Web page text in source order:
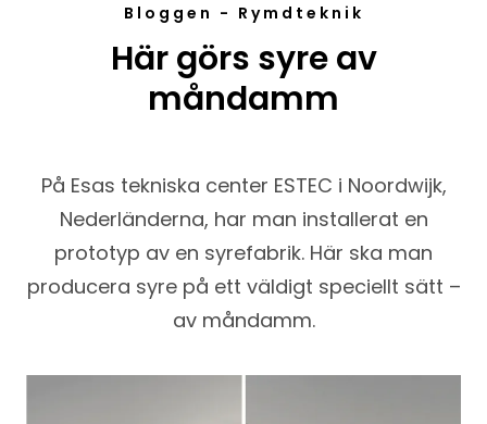
Bloggen - Rymdteknik
Här görs syre av
måndamm
På Esas tekniska center ESTEC i Noordwijk,
Nederländerna, har man installerat en
prototyp av en syrefabrik. Här ska man
producera syre på ett väldigt speciellt sätt –
av måndamm.